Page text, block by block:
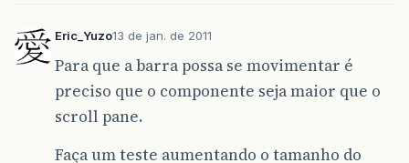
Eric_Yuzo13 de jan. de 2011
Para que a barra possa se movimentar é
preciso que o componente seja maior que o
scroll pane.
Faça um teste aumentando o tamanho do